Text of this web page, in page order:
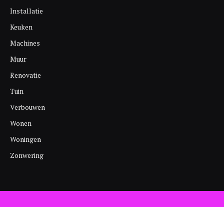
Installatie
Keuken
Machines
Muur
Renovatie
Tuin
Verbouwen
Wonen
Woningen
Zonwering